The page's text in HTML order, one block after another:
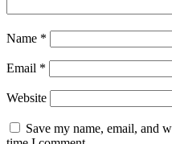
Name *
Email *
Website
Save my name, email, and